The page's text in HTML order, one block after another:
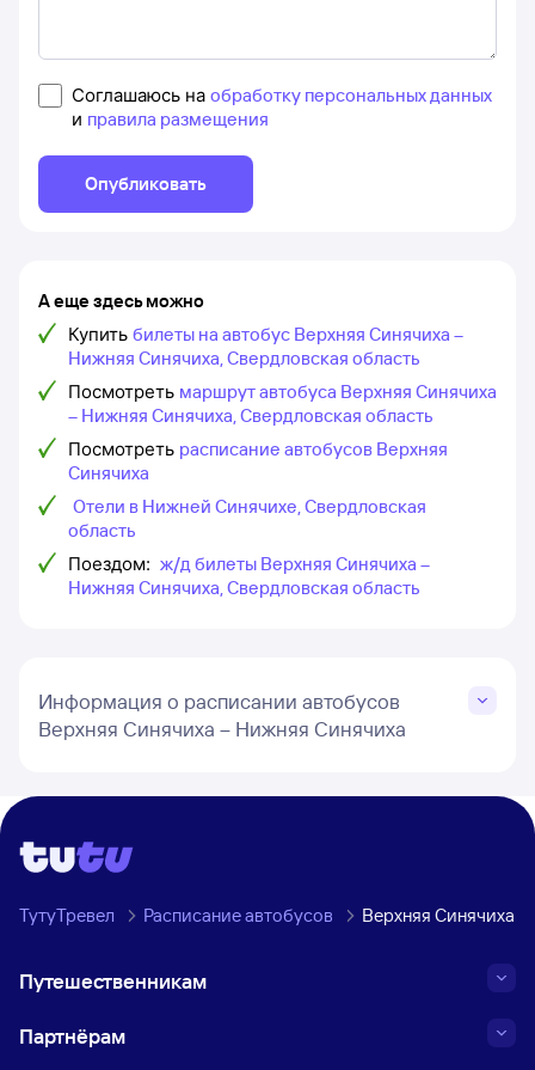
Соглашаюсь на обработку персональных данных
и правила размещения
Опубликовать
А еще здесь можно
Купить билеты на автобус Верхняя Синячиха –
Нижняя Синячиха, Свердловская область
Посмотреть маршрут автобуса Верхняя Синячиха
– Нижняя Синячиха, Свердловская область
Посмотреть расписание автобусов Верхняя
Синячиха
Отели в Нижней Синячихе, Свердловская
область
Поездом: ж/д билеты Верхняя Синячиха –
Нижняя Синячиха, Свердловская область
Информация о расписании автобусов
Верхняя Синячиха – Нижняя Синячиха
ТутуТревел Расписание автобусов Верхняя Синячиха
Путешественникам
Партнёрам